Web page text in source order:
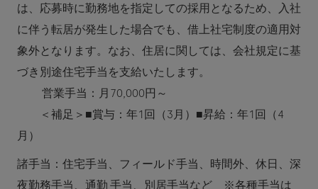
は、応募時に勤務地を指定しての採用となるため、入社
に伴う転居が発生した場合でも、借上社宅制度の適用対
象外となります。なお、住居に関しては、会社規定に基
づき別途住宅手当を支給いたします。
営業手当：月70,000円～
＜補足＞■賞与：年1回（3月）■昇給：年1回（4
月）
諸手当：住宅手当、フィールド手当、時間外、休日、深
夜勤務手当、通勤 手当、別居手当など ※各種手当は